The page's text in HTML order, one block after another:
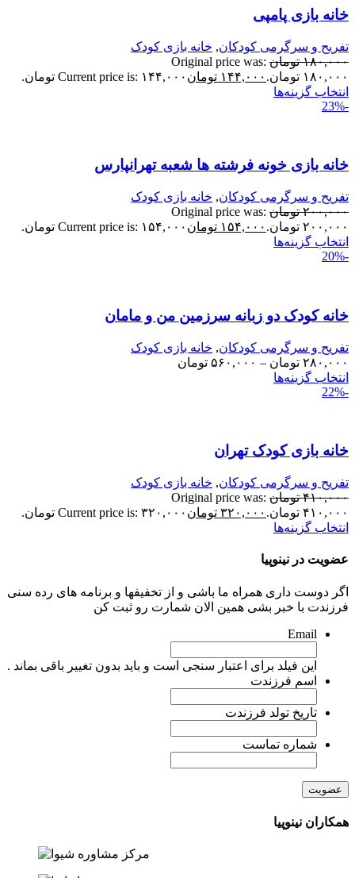
بازی پامپی
و سرگرمی کودکان,خانه بازی کودک
تومان Original price was:
تومان.
۱۴۴,۰۰۰ تومانCurrent price is: ۱۴۴,۰۰۰ تومان.
گزینه‌ها
بازی خونه فرشته ها شعبه تهرانپارس
و سرگرمی کودکان,خانه بازی کودک
تومان Original price was:
تومان.
۱۵۴,۰۰۰ تومانCurrent price is: ۱۵۴,۰۰۰ تومان.
گزینه‌ها
کودک دو زبانه سرزمین من و مامان
و سرگرمی کودکان,خانه بازی کودک
تومان– ۵۶۰,۰۰۰ تومان
گزینه‌ها
بازی کودک تهران
و سرگرمی کودکان,خانه بازی کودک
تومان Original price was:
تومان.
۳۲۰,۰۰۰ تومانCurrent price is: ۳۲۰,۰۰۰ تومان.
گزینه‌ها
در نینوپیا
دوست داری همراه ما باشی و از تخفیفها و برنامه های رده سنی
با خبر بشی همین الان شمارت رو ثبت کن
Email
این فیلد برای اعتبار سنجی است و باید بدون تغییر باقی بماند .
اسم فرزندت
تاریخ تولد فرزندت
شماره تماست
نینوپیا